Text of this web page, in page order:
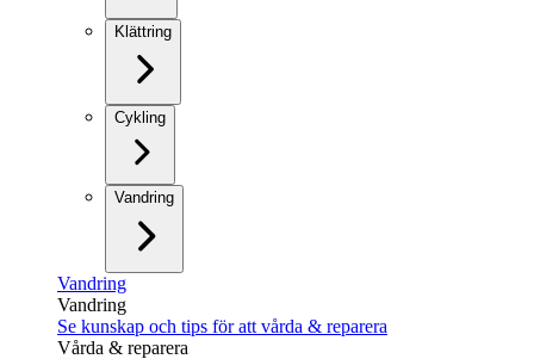
Klättring
Cykling
Vandring
Vandring
Vandring
Se kunskap och tips för att vårda & reparera
Vårda & reparera